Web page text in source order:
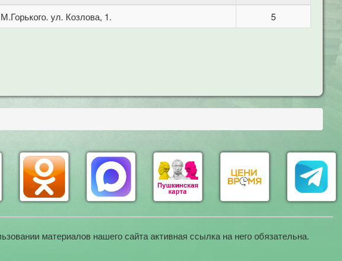
ул. Козлова, 1. 5
материалов нашего сайта активная ссылка на него обязательна.